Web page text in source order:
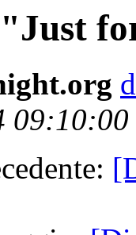
09:10:00